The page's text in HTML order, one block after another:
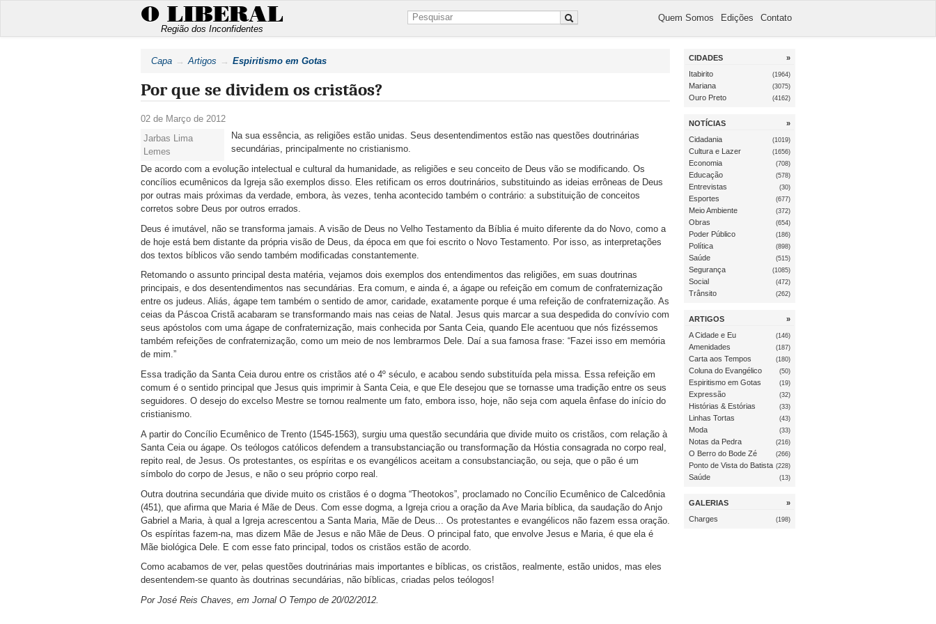
O LIBERAL
Região dos Inconfidentes
Quem Somos Edições Contato
Capa Artigos Espiritismo em Gotas
Por que se dividem os cristãos?
02 de Março de 2012
Jarbas Lima
Lemes
Na sua essência, as religiões estão unidas. Seus desentendimentos estão nas questões doutrinárias
secundárias, principalmente no cristianismo.
De acordo com a evolução intelectual e cultural da humanidade, as religiões e seu conceito de Deus vão se modificando. Os
concílios ecumênicos da Igreja são exemplos disso. Eles retificam os erros doutrinários, substituindo as ideias errôneas de Deus
por outras mais próximas da verdade, embora, às vezes, tenha acontecido também o contrário: a substituição de conceitos
corretos sobre Deus por outros errados.
Deus é imutável, não se transforma jamais. A visão de Deus no Velho Testamento da Bíblia é muito diferente da do Novo, como a
de hoje está bem distante da própria visão de Deus, da época em que foi escrito o Novo Testamento. Por isso, as interpretações
dos textos bíblicos vão sendo também modificadas constantemente.
Retomando o assunto principal desta matéria, vejamos dois exemplos dos entendimentos das religiões, em suas doutrinas
principais, e dos desentendimentos nas secundárias. Era comum, e ainda é, a ágape ou refeição em comum de confraternização
entre os judeus. Aliás, ágape tem também o sentido de amor, caridade, exatamente porque é uma refeição de confraternização. As
ceias da Páscoa Cristã acabaram se transformando mais nas ceias de Natal. Jesus quis marcar a sua despedida do convívio com
seus apóstolos com uma ágape de confraternização, mais conhecida por Santa Ceia, quando Ele acentuou que nós fizéssemos
também refeições de confraternização, como um meio de nos lembrarmos Dele. Daí a sua famosa frase: “Fazei isso em memória
de mim.”
Essa tradição da Santa Ceia durou entre os cristãos até o 4º século, e acabou sendo substituída pela missa. Essa refeição em
comum é o sentido principal que Jesus quis imprimir à Santa Ceia, e que Ele desejou que se tornasse uma tradição entre os seus
seguidores. O desejo do excelso Mestre se tornou realmente um fato, embora isso, hoje, não seja com aquela ênfase do início do
cristianismo.
A partir do Concílio Ecumênico de Trento (1545-1563), surgiu uma questão secundária que divide muito os cristãos, com relação à
Santa Ceia ou ágape. Os teólogos católicos defendem a transubstanciação ou transformação da Hóstia consagrada no corpo real,
repito real, de Jesus. Os protestantes, os espíritas e os evangélicos aceitam a consubstanciação, ou seja, que o pão é um
símbolo do corpo de Jesus, e não o seu próprio corpo real.
Outra doutrina secundária que divide muito os cristãos é o dogma “Theotokos”, proclamado no Concílio Ecumênico de Calcedônia
(451), que afirma que Maria é Mãe de Deus. Com esse dogma, a Igreja criou a oração da Ave Maria bíblica, da saudação do Anjo
Gabriel a Maria, à qual a Igreja acrescentou a Santa Maria, Mãe de Deus... Os protestantes e evangélicos não fazem essa oração.
Os espíritas fazem-na, mas dizem Mãe de Jesus e não Mãe de Deus. O principal fato, que envolve Jesus e Maria, é que ela é
Mãe biológica Dele. E com esse fato principal, todos os cristãos estão de acordo.
Como acabamos de ver, pelas questões doutrinárias mais importantes e bíblicas, os cristãos, realmente, estão unidos, mas eles
desentendem-se quanto às doutrinas secundárias, não bíblicas, criadas pelos teólogos!
Por José Reis Chaves, em Jornal O Tempo de 20/02/2012.
CIDADES
»
Itabirito
(1964)
Mariana (3075)
Ouro Preto (4162)
NOTÍCIAS
»
Cidadania
(1019)
Cultura e Lazer (1656)
Economia (708)
Educação (578)
Entrevistas (30)
Esportes (677)
Meio Ambiente (372)
Obras (654)
Poder Público (186)
Política (898)
Saúde (515)
Segurança (1085)
Social (472)
Trânsito (262)
ARTIGOS
»
A Cidade e Eu
(146)
Amenidades (187)
Carta aos Tempos (180)
Coluna do Evangélico (50)
Espiritismo em Gotas (19)
Expressão (32)
Histórias & Estórias (33)
Linhas Tortas (43)
Moda (33)
Notas da Pedra (216)
O Berro do Bode Zé (266)
Ponto de Vista do Batista (228)
Saúde (13)
GALERIAS
»
Charges
(198)